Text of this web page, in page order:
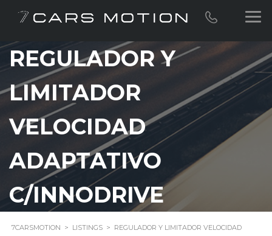
REGULADOR Y
LIMITADOR
VELOCIDAD
ADAPTATIVO
C/INNODRIVE
7CARSMOTION > LISTINGS > REGULADOR Y LIMITADOR VELOCIDAD